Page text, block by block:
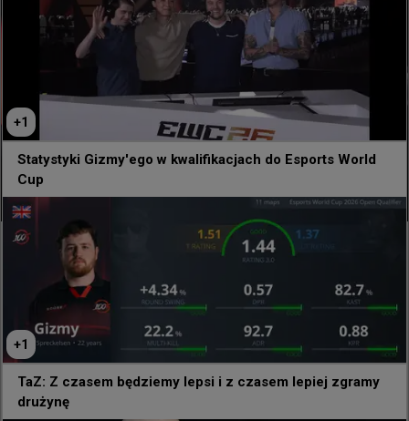
Grupa A
TEAM SPIRIT
G2 ESPORTS
GAMERLEGION
LUMINOSITY
M80
BIG
+1
Statystyki Gizmy'ego w kwalifikacjach do Esports World
Cup
+1
TaZ: Z czasem będziemy lepsi i z czasem lepiej zgramy
drużynę